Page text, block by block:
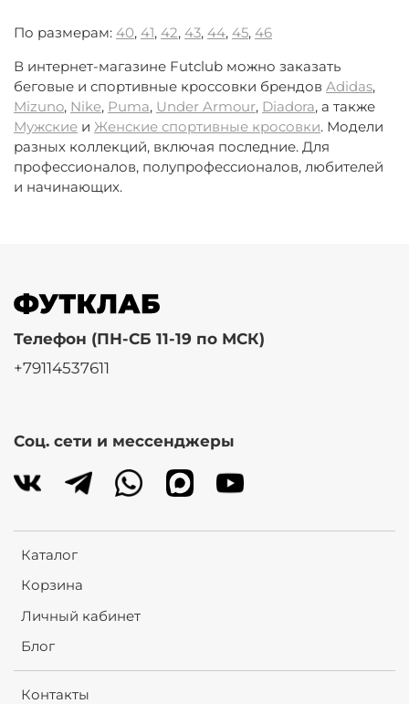
По размерам: 40, 41, 42, 43, 44, 45, 46
В интернет-магазине Futclub можно заказать
беговые и спортивные кроссовки брендов Adidas,
Mizuno, Nike, Puma, Under Armour, Diadora, а также
Мужские и Женские спортивные кросовки. Модели
разных коллекций, включая последние. Для
профессионалов, полупрофессионалов, любителей
и начинающих.
Каталог
Корзина
Личный кабинет
Блог
Контакты
Телефон (ПН-СБ 11-19 по МСК)
+79114537611
Соц. сети и мессенджеры